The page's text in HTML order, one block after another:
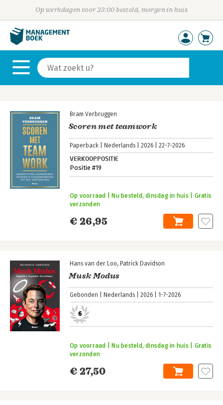
Op werkdagen voor 23:00 besteld, morgen in huis
Bram Verbruggen
Scoren met teamwork
Paperback Nederlands 2026 22-7-2026
VERKOOPPOSITIE
Positie #19
€ 26,95
Op voorraad | Nu besteld, dinsdag in huis | Gratis
verzonden
Hans van der Loo Patrick Davidson
Musk Modus
Gebonden Nederlands 2026 1-7-2026
6
€ 27,50
Op voorraad | Nu besteld, dinsdag in huis | Gratis
verzonden